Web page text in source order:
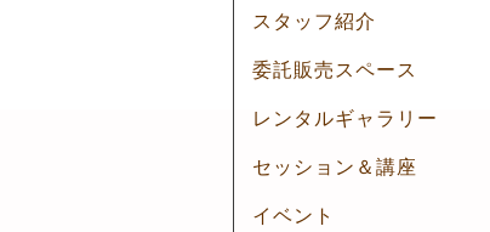
スタッフ紹介
委託販売スペース
レンタルギャラリー
セッション＆講座
イベント